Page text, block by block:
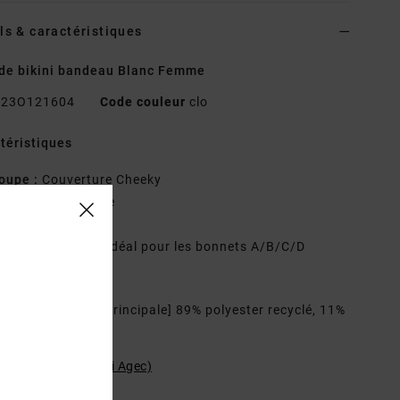
& caractéristiques
bikini bandeau Blanc Femme
23O121604 Code couleur clo
: Couverture Cheeky
moyenne
idéal pour les bonnets A/B/C/D
[Matière principale] 89% polyester recyclé, 11%
du produit (Loi Agec)